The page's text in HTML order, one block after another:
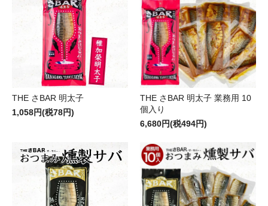
THE さBAR 明太子
1,058円(税78円)
THE さBAR 明太子 業務用 10
個入り
6,680円(税494円)